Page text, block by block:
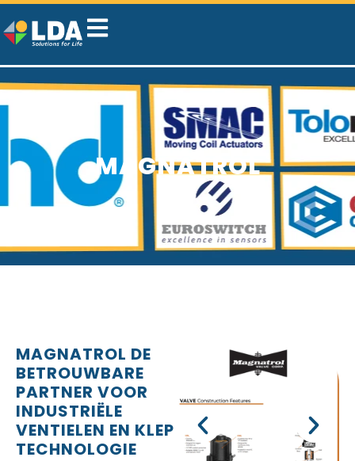
MAGNATROL
MAGNATROL DE
BETROUWBARE
PARTNER VOOR
INDUSTRIËLE
VENTIELEN EN KLEP
TECHNOLOGIE